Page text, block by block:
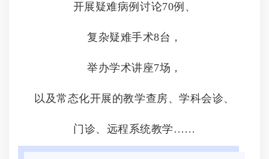
开展疑难病例讨论70例、
复杂疑难手术8台，
举办学术讲座7场，
以及常态化开展的教学查房、学科会诊、
门诊、远程系统教学……